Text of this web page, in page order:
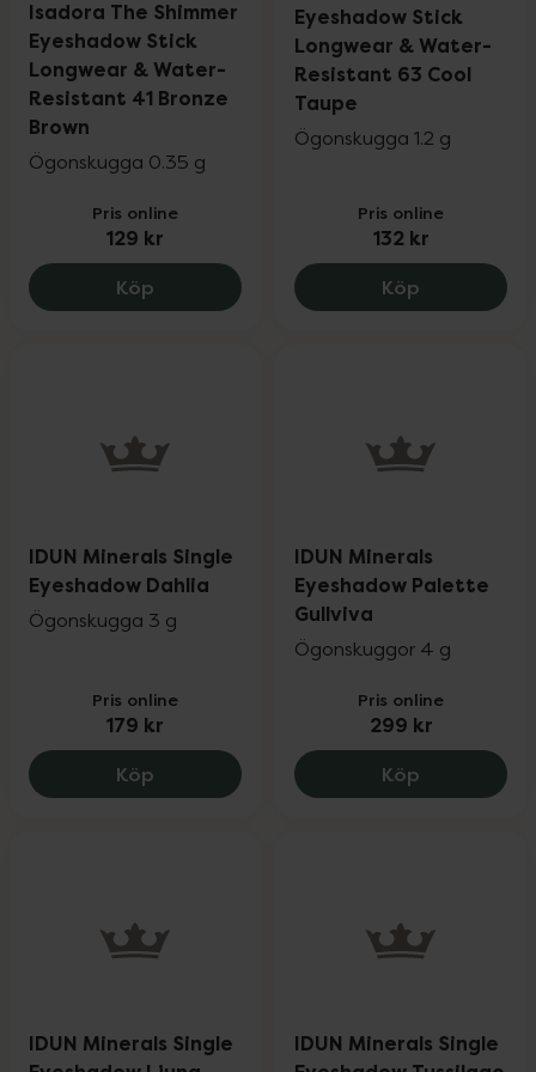
Isadora The Shimmer
Eyeshadow Stick
Longwear & Water-
Resistant 41 Bronze
Brown
Ögonskugga 0.35 g
Pris online
129 kr
Köp Isadora The Shimmer Eyeshadow
Eyeshadow Stick
Longwear & Water-
Resistant 63 Cool
Taupe
Ögonskugga 1.2 g
Pris online
132 kr
Köp Isadora
IDUN Minerals Single
Eyeshadow Dahlia
Ögonskugga 3 g
Pris online
179 kr
Köp IDUN Minerals Single Eyeshadow
IDUN Minerals
Eyeshadow Palette
Gullviva
Ögonskuggor 4 g
Pris online
299 kr
Köp IDUN
IDUN Minerals Single
IDUN Minerals Single